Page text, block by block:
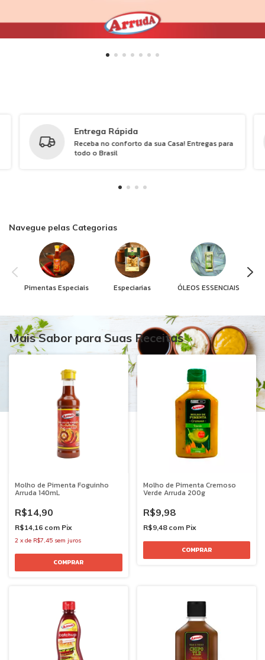
Entrega Rápida
Receba no conforto da sua Casa! Entregas para
todo o Brasil
Navegue pelas Categorias
Pimentas Especiais Especiarias ÓLEOS ESSENCIAIS
Mais Sabor para Suas Receitas
Molho de Pimenta Foguinho
Arruda 140mL
R$14,90
R$14,16 com Pix
2 x de R$7,45 sem juros
Molho de Pimenta Cremoso
Verde Arruda 200g
R$9,98
R$9,48 com Pix